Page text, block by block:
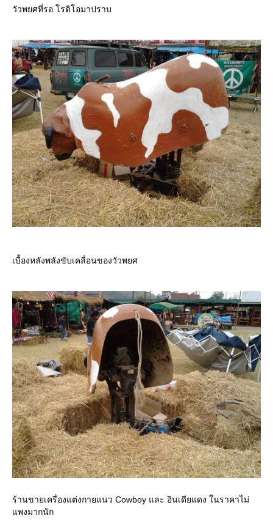
วัวพยศที่รอ โรดิโอมาปราบ
เบื้องหลังพลังขับเคลื่อนของวัวพยศ
ร้านขายเครื่องแต่งกายแนว Cowboy และ อินเดียแดง ในราคาไม่
พงมากนัก